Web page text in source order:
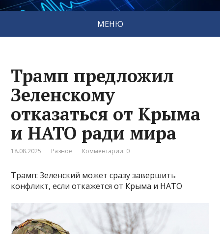
МЕНЮ
Трамп предложил
Зеленскому
отказаться от Крыма
и НАТО ради мира
18.08.2025 Разное Комментарии: 0
Трамп: Зеленский может сразу завершить
конфликт, если откажется от Крыма и НАТО